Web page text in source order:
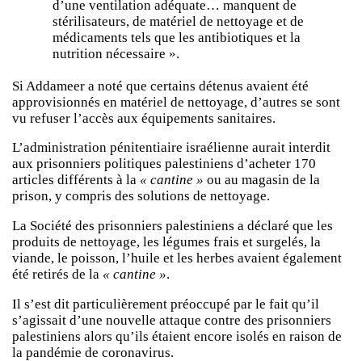
d’une ventilation adéquate… manquent de
stérilisateurs, de matériel de nettoyage et de
médicaments tels que les antibiotiques et la
nutrition nécessaire ».
Si Addameer a noté que certains détenus avaient été
approvisionnés en matériel de nettoyage, d’autres se sont
vu refuser l’accès aux équipements sanitaires.
L’administration pénitentiaire israélienne aurait interdit
aux prisonniers politiques palestiniens d’acheter 170
articles différents à la « cantine » ou au magasin de la
prison, y compris des solutions de nettoyage.
La Société des prisonniers palestiniens a déclaré que les
produits de nettoyage, les légumes frais et surgelés, la
viande, le poisson, l’huile et les herbes avaient également
été retirés de la « cantine ».
Il s’est dit particulièrement préoccupé par le fait qu’il
s’agissait d’une nouvelle attaque contre des prisonniers
palestiniens alors qu’ils étaient encore isolés en raison de
la pandémie de coronavirus.